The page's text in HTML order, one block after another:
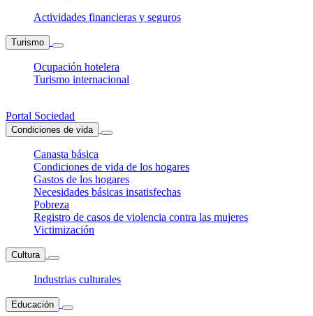
Actividades financieras y seguros
Turismo
Ocupación hotelera
Turismo internacional
Portal Sociedad
Condiciones de vida
Canasta básica
Condiciones de vida de los hogares
Gastos de los hogares
Necesidades básicas insatisfechas
Pobreza
Registro de casos de violencia contra las mujeres
Victimización
Cultura
Industrias culturales
Educación